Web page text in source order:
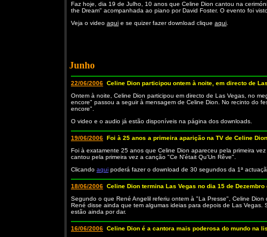
Faz hoje, dia 19 de Julho, 10 anos que Celine Dion cantou na
the Dream" acompanhada ao piano por David Foster. O evento foi
Veja o video aqui e se quizer fazer download clique aqui
Junho
22/06/2006 Celine Dion participou ontem à noite, em directo de
Ontem à noite, Celine Dion participou em directo de Las Vegas, no
encore" passou a seguir à mensagem de Celine Dion. No recinto do
encore".
O video e o audio já estão disponíveis na página dos downloads.
19/06/2006 Foi à 25 anos a primeira aparição na TV de Celine Dion
Foi à exatamente 25 anos que Celine Dion apareceu pela primeira
cantou pela primeira vez a canção "Ce N'était Qu'Un Rêve".
Clicando aqui poderá fazer o download de 30 segundos da 1ª
18/06/2006 Celine Dion termina Las Vegas no dia 15 de Dezembro
Segundo o que René Angelil referiu ontem à "La Presse", Celine
René disse ainda que tem algumas ideias para depois de Las
estão ainda por dar.
16/06/2006 Celine Dion é a cantora mais poderosa do mundo na